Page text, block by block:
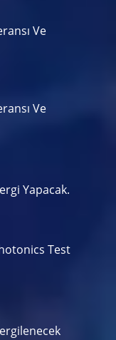
Ve
Ve
Yapacak.
Test